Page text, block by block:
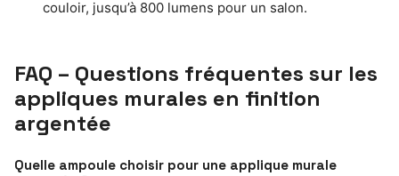
couloir, jusqu’à 800 lumens pour un salon.
FAQ – Questions fréquentes sur les
appliques murales en finition
argentée
Quelle ampoule choisir pour une applique murale